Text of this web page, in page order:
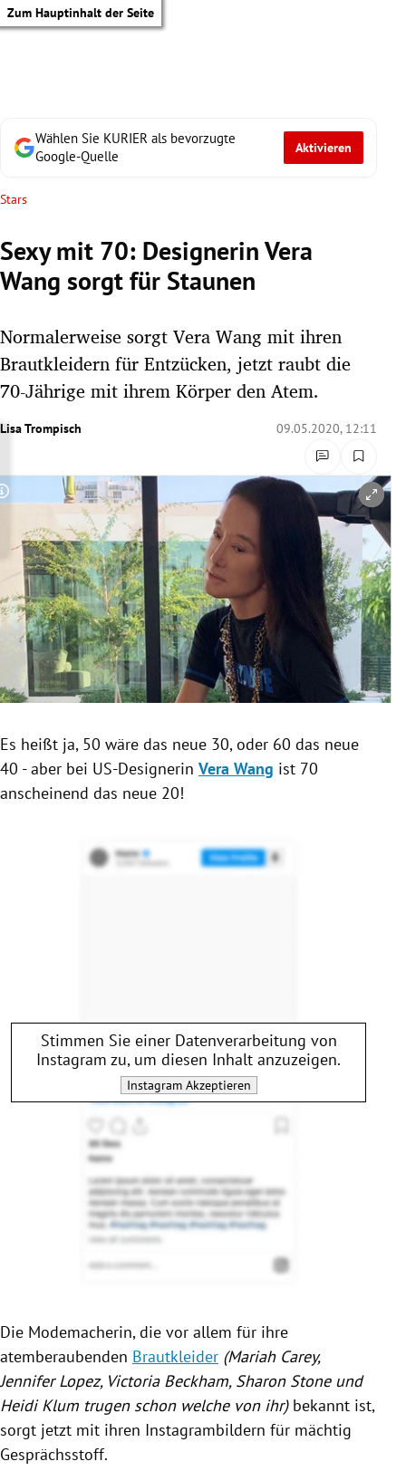
Zum Hauptinhalt der Seite
Untermenü
Untermenü
Untermenü
Untermenü
Untermenü
Untermenü
Untermenü
Untermenü
Wählen Sie KURIER als bevorzugte
Google-Quelle
Aktivieren
Stars
Sexy mit 70: Designerin Vera
Wang sorgt für Staunen
Normalerweise sorgt Vera Wang mit ihren
Brautkleidern für Entzücken, jetzt raubt die
70-Jährige mit ihrem Körper den Atem.
Lisa Trompisch 09.05.2020, 12:11
Copyright-Hinweis öffnen/schließen
Es heißt ja, 50 wäre das neue 30, oder 60 das neue
40 - aber bei US-Designerin Vera Wang ist 70
anscheinend das neue 20!
Stimmen Sie einer Datenverarbeitung von
Instagram zu, um diesen Inhalt anzuzeigen.
InstagramAkzeptieren
Die Modemacherin, die vor allem für ihre
atemberaubenden Brautkleider (Mariah Carey,
Jennifer Lopez, Victoria Beckham, Sharon Stoneund
Heidi Klum trugen schon welche von ihr)bekannt ist,
sorgt jetzt mit ihren Instagrambildern für mächtig
Gesprächsstoff.